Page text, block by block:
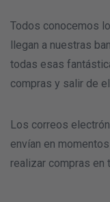
Todos conocemos
llegan a nuestras
todas esas
compras y salir de
Los correos
envían en
realizar compras en